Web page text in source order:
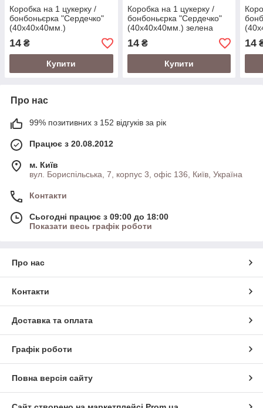
Коробка на 1 цукерку /
бонбоньєрка "Сердечко"
(40х40х40мм.)
помаранчева
14 ₴
Купити
Коробка на 1 цукерку /
бонбоньєрка "Сердечко"
(40х40х40мм.) зелена
14₴
Купити
14
Про нас
99% позитивних з 152 відгуків за рік
Працює з 20.08.2012
м. Київ
вул. Бориспільська, 7, корпус 3, офіс 136, Київ, Україна
Контакти
Сьогодні працює з 09:00 до 18:00
Показати весь графік роботи
Про нас
Контакти
Доставка та оплата
Графік роботи
Повна версія сайту